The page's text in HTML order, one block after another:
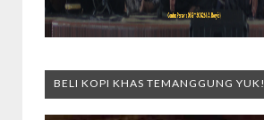
BELI KOPI KHAS TEMANGGUNG YUK!